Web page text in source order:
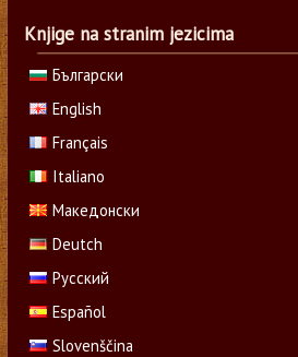
Knjige na stranim jezicima
Български
English
Français
Italiano
Македонски
Deutch
Русский
Español
Slovenščina